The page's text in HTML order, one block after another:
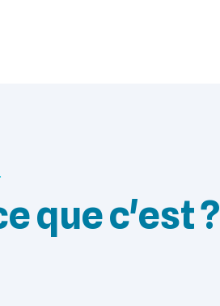
que c'est ?